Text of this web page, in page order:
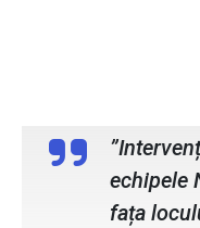
echipele
fața